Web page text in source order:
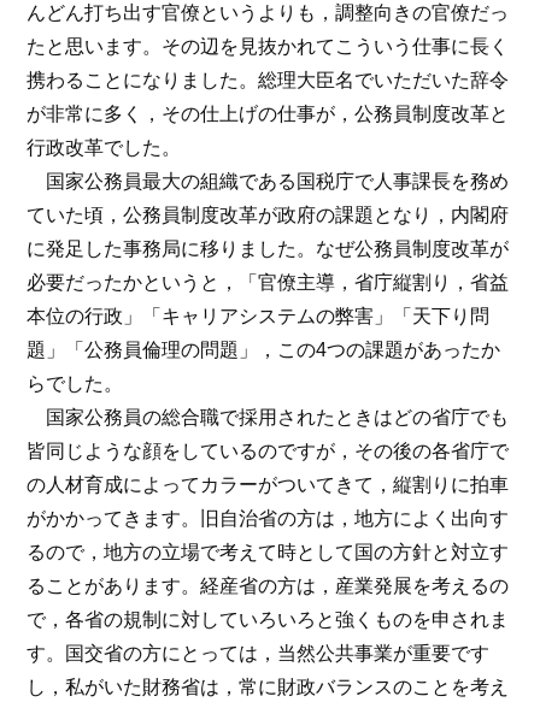
んどん打ち出す官僚というよりも，調整向きの官僚だっ
たと思います。その辺を見抜かれてこういう仕事に長く
携わることになりました。総理大臣名でいただいた辞令
が非常に多く，その仕上げの仕事が，公務員制度改革と
行政改革でした。
国家公務員最大の組織である国税庁で人事課長を務め
ていた頃，公務員制度改革が政府の課題となり，内閣府
に発足した事務局に移りました。なぜ公務員制度改革が
必要だったかというと，「官僚主導，省庁縦割り，省益
本位の行政」「キャリアシステムの弊害」「天下り問
題」「公務員倫理の問題」，この4つの課題があったか
らでした。
国家公務員の総合職で採用されたときはどの省庁でも
皆同じような顔をしているのですが，その後の各省庁で
の人材育成によってカラーがついてきて，縦割りに拍車
がかかってきます。旧自治省の方は，地方によく出向す
るので，地方の立場で考えて時として国の方針と対立す
ることがあります。経産省の方は，産業発展を考えるの
で，各省の規制に対していろいろと強くものを申されま
す。国交省の方にとっては，当然公共事業が重要です
し，私がいた財務省は，常に財政バランスのことを考え